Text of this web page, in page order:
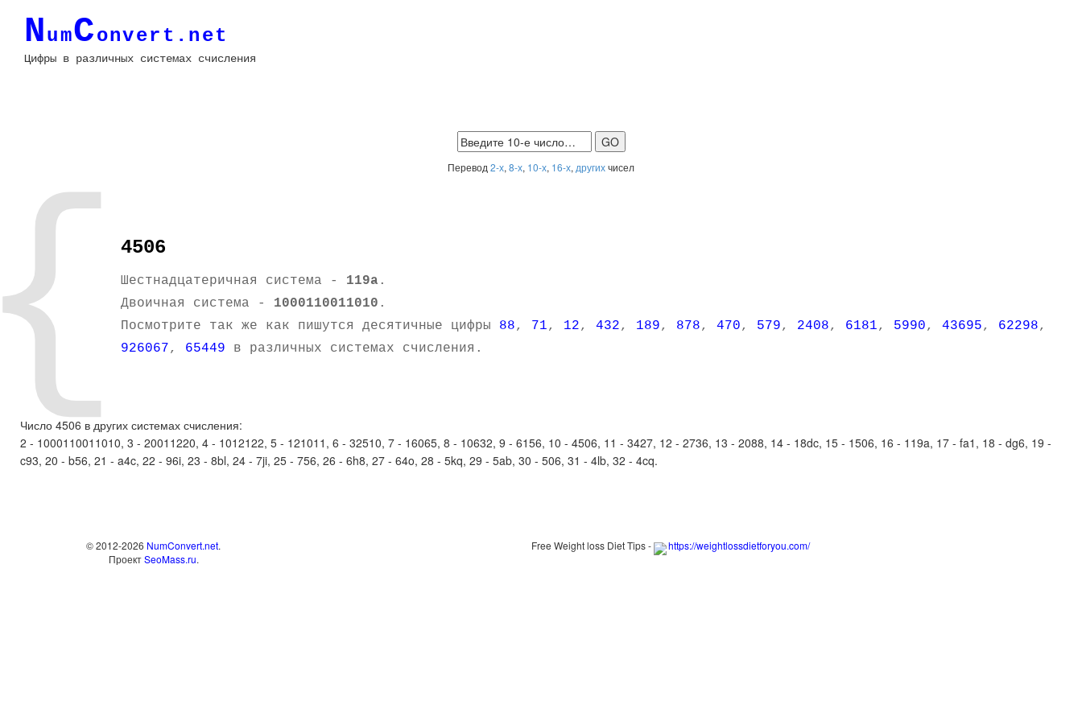
NumConvert.net
Цифры в различных системах счисления
Перевод 2-х, 8-х, 10-х, 16-х, другихчисел
4506
Шестнадцатеричная система - 119a .
Двоичная система - 1000110011010 .
Посмотрите так же как пишутся десятичные цифры 88, 71, 12, 432, 189, 878, 470, 579, 2408, 6181, 5990, 43695, 62298,
926067, 65449 в различных системах счисления.
Число 4506 в других системах счисления:
2 - 1000110011010, 3 - 20011220, 4 - 1012122, 5 - 121011, 6 - 32510, 7 - 16065, 8 - 10632, 9 - 6156, 10 - 4506, 11 - 3427, 12 - 2736, 13 - 2088, 14 - 18dc, 15 - 1506, 16 - 119a, 17 - fa1, 18 - dg6, 19 -
c93, 20 - b56, 21 - a4c, 22 - 96i, 23 - 8bl, 24 - 7ji, 25 - 756, 26 - 6h8, 27 - 64o, 28 - 5kq, 29 - 5ab, 30 - 506, 31 - 4lb, 32 - 4cq.
© 2012-2026 NumConvert.net.
ПроектSeoMass.ru.
Free Weight loss Diet Tips - https://weightlossdietforyou.com/